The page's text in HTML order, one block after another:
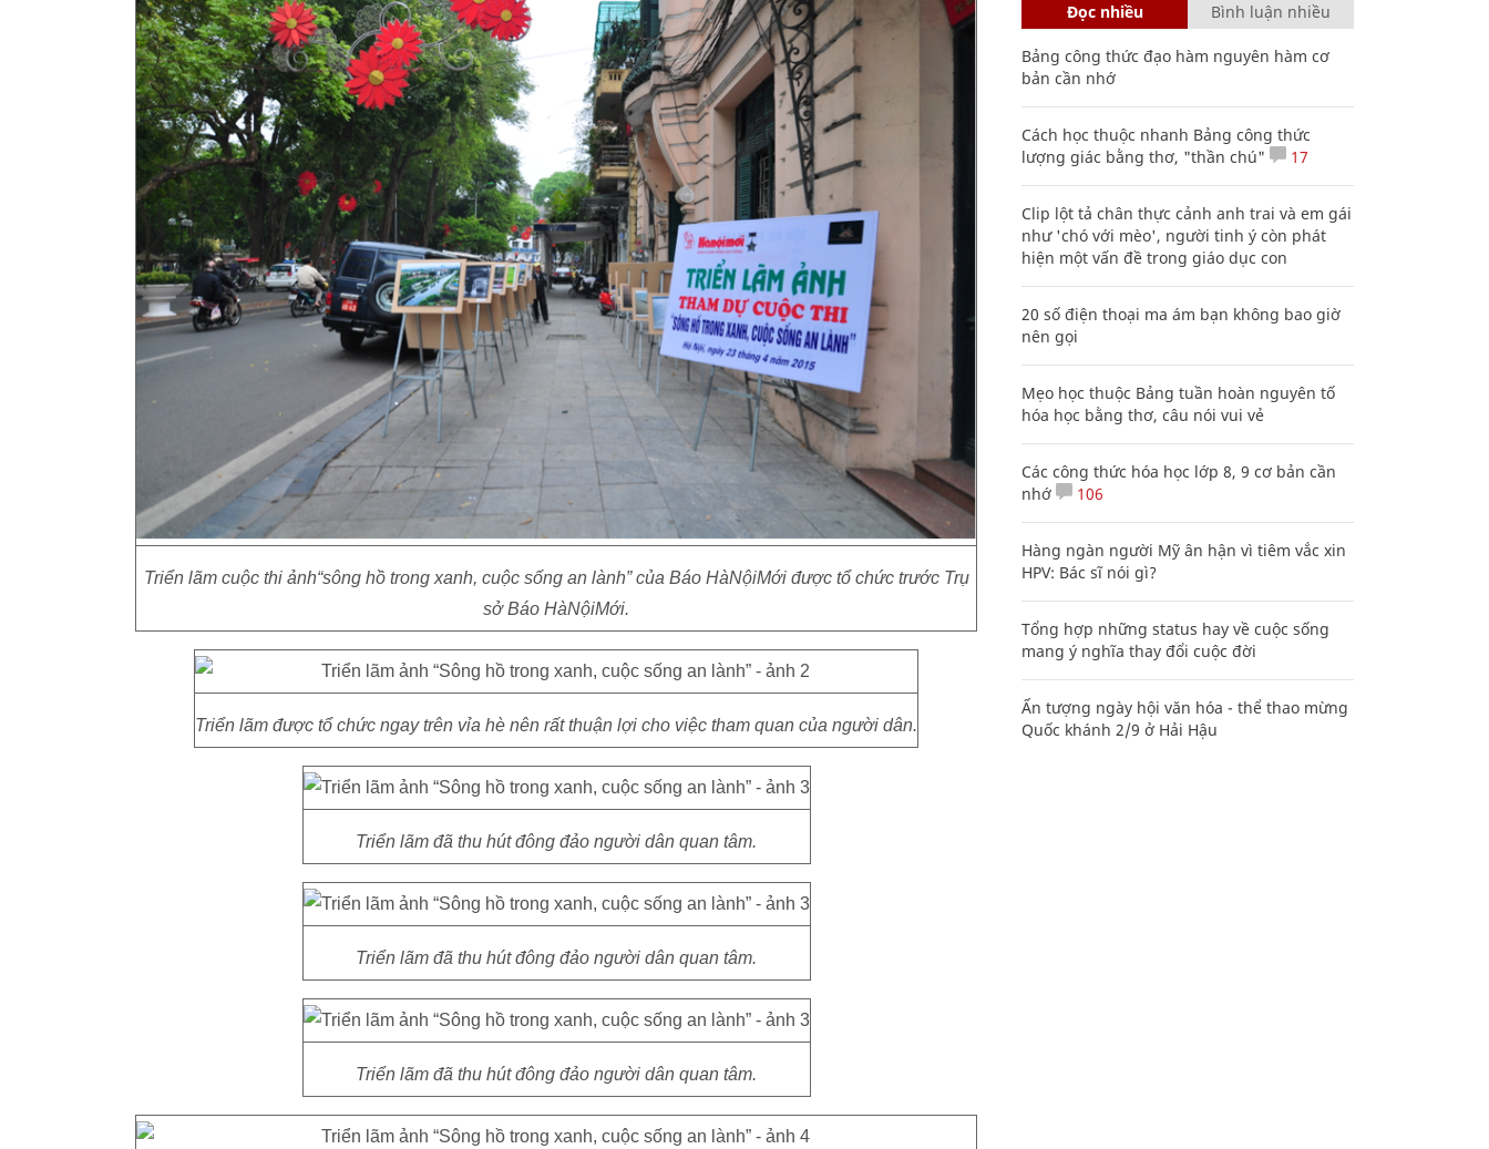
Triển lãm cuộc thi ảnh“sông hồ trong xanh, cuộc sống an lành” của Báo HàNộiMới được tổ chức trước Trụ
sở Báo HàNộiMới.
Triển lãm được tổ chức ngay trên vỉa hè nên rất thuận lợi cho việc tham quan của người dân.
Triển lãm đã thu hút đông đảo người dân quan tâm.
Triển lãm đã thu hút đông đảo người dân quan tâm.
Triển lãm đã thu hút đông đảo người dân quan tâm.
Đọc nhiều Bình luận nhiều
Bảng công thức đạo hàm nguyên hàm cơ
bản cần nhớ
Cách học thuộc nhanh Bảng công thức
lượng giác bằng thơ, "thần chú"
17
Clip lột tả chân thực cảnh anh trai và em gái
như 'chó với mèo', người tinh ý còn phát
hiện một vấn đề trong giáo dục con
20 số điện thoại ma ám bạn không bao giờ
nên gọi
Mẹo học thuộc Bảng tuần hoàn nguyên tố
hóa học bằng thơ, câu nói vui vẻ
Các công thức hóa học lớp 8, 9 cơ bản cần
nhớ
106
Hàng ngàn người Mỹ ân hận vì tiêm vắc xin
HPV: Bác sĩ nói gì?
Tổng hợp những status hay về cuộc sống
mang ý nghĩa thay đổi cuộc đời
Ấn tượng ngày hội văn hóa - thể thao mừng
Quốc khánh 2/9 ở Hải Hậu